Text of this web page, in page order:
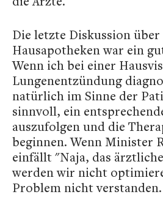
Die letzte Diskussion
Hausapotheken war ein
Wenn ich bei einer
Lungenentzündung
natürlich im Sinne der
sinnvoll, ein
auszufolgen und die
beginnen. Wenn Minister
einfällt "Naja, das
werden wir nicht
Problem nicht verstanden.